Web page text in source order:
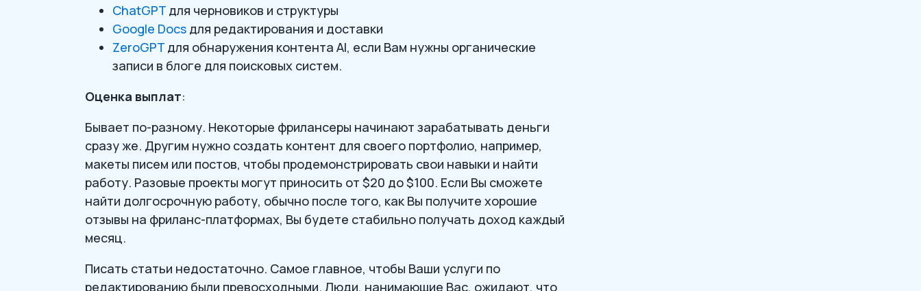
ChatGPT для черновиков и структуры
Google Docs для редактирования и доставки
ZeroGPT для обнаружения контента AI, если Вам нужны органические
записи в блоге для поисковых систем.
Оценка выплат:
Бывает по-разному. Некоторые фрилансеры начинают зарабатывать деньги
сразу же. Другим нужно создать контент для своего портфолио, например,
макеты писем или постов, чтобы продемонстрировать свои навыки и найти
работу. Разовые проекты могут приносить от $20 до $100. Если Вы сможете
найти долгосрочную работу, обычно после того, как Вы получите хорошие
отзывы на фриланс-платформах, Вы будете стабильно получать доход каждый
месяц.
Писать статьи недостаточно. Самое главное, чтобы Ваши услуги по
редактированию были превосходными. Люди, нанимающие Вас, ожидают, что